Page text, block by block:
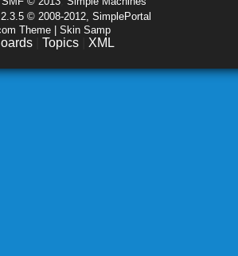
© 2008-2012, SimplePortal
Theme | Skin Samp
Topics XML